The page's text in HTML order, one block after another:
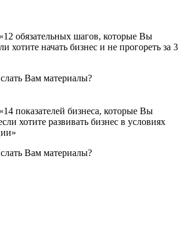
обязательных шагов, которые Вы
хотите начать бизнес и не прогореть за 3
Вам материалы?
показателей бизнеса, которые Вы
хотите развивать бизнес в условиях
Вам материалы?